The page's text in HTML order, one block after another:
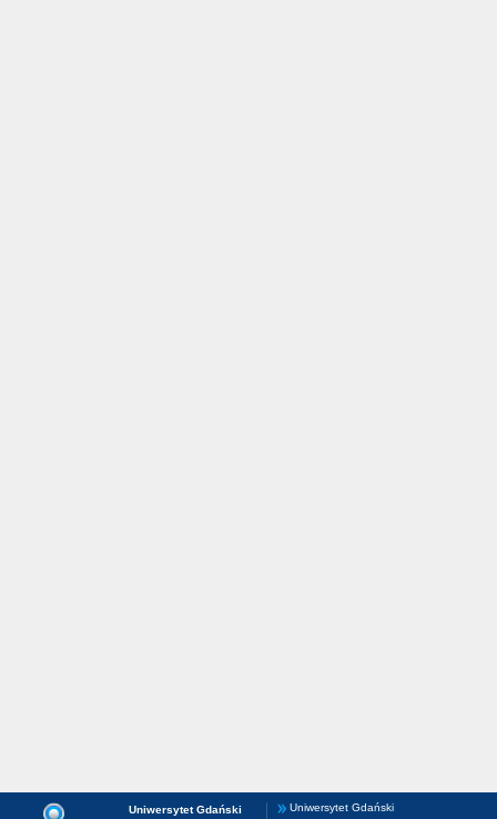
Uniwersytet Gdański Uniwersytet Gdański